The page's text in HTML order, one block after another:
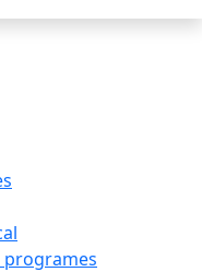
programes